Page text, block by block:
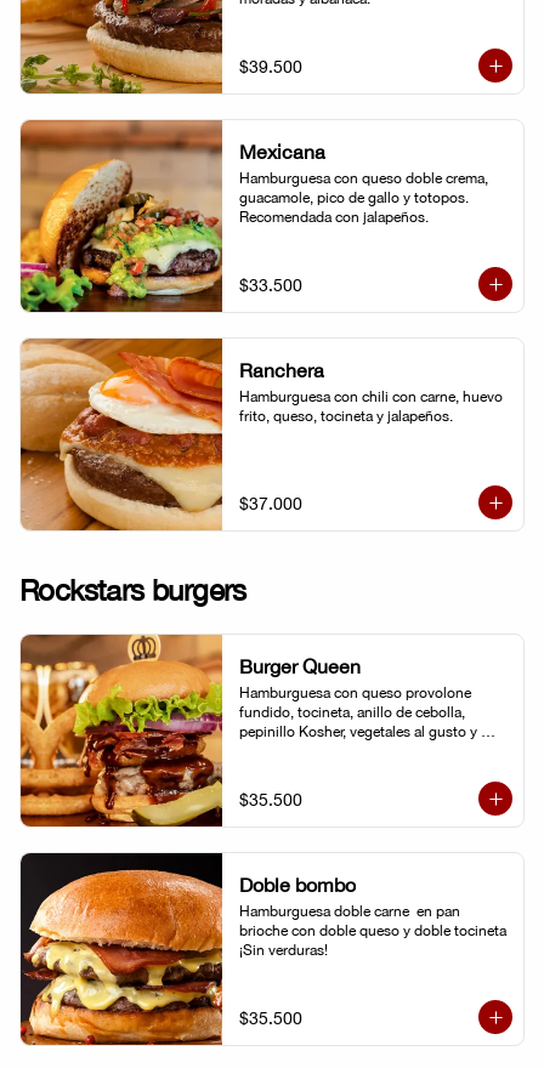
$39.500
Mexicana
Hamburguesa con queso doble crema,
guacamole, pico de gallo y totopos.
Recomendada con jalapeños.
$33.500
Ranchera
Hamburguesa con chili con carne, huevo
frito, queso, tocineta y jalapeños.
$37.000
Rockstars burgers
Burger Queen
Hamburguesa con queso provolone
fundido, tocineta, anillo de cebolla,
pepinillo Kosher, vegetales al gusto y
$35.500
Doble bombo
Hamburguesa doble carne  en pan
brioche con doble queso y doble tocineta
¡Sin verduras!
$35.500